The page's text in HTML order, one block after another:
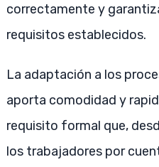
correctamente y
requisitos establecidos.
La adaptación a los
aporta comodidad y
requisito formal que,
los trabajadores por